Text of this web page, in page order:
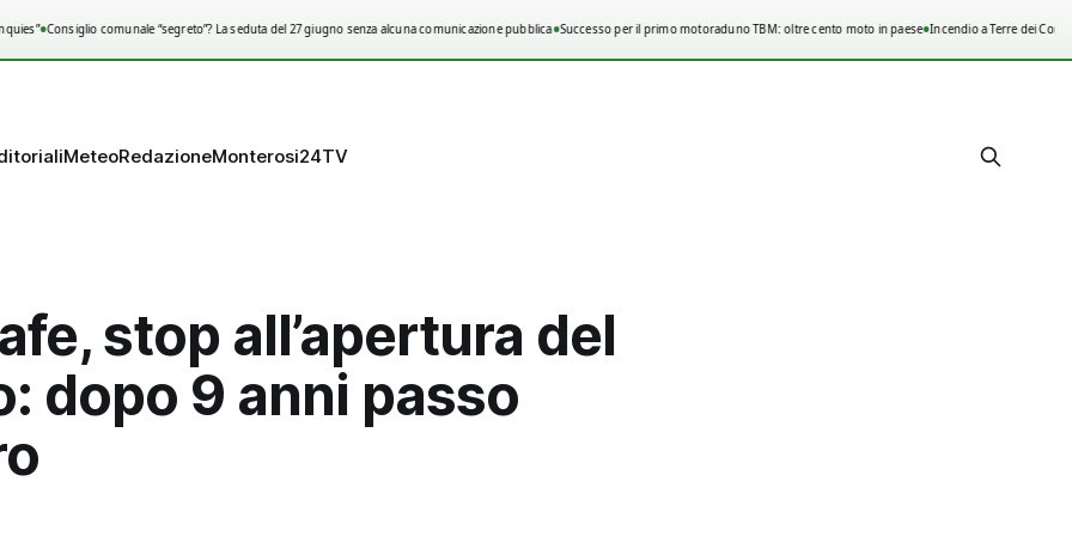
•Consiglio comunale “segreto”? La seduta del 27 giugno senza alcuna comunicazione pubblica•Successo per il primo motoraduno TBM: oltre cento moto in paese•Incendio a Terre dei
MeteoRedazioneMonterosi24TV
stop all’apertura del
dopo 9 anni passo